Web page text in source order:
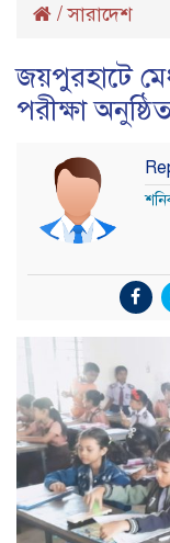
/সারাদেশ
জয়পুরহাটে
পরীক্ষা